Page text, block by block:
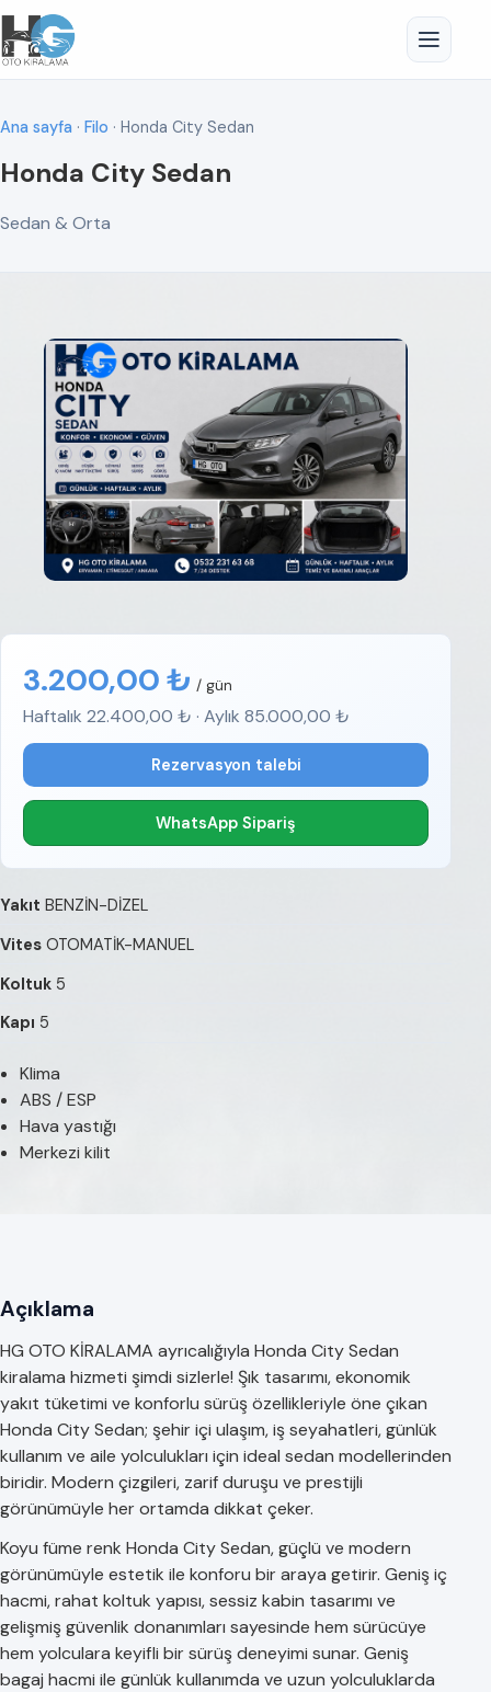
Ana sayfa · Filo · Honda City Sedan
Honda City Sedan
Sedan & Orta
3.200,00 ₺ / gün
Haftalık 22.400,00 ₺ · Aylık 85.000,00 ₺
Rezervasyon talebi
WhatsApp Sipariş
Yakıt BENZİN-DİZEL
Vites OTOMATİK-MANUEL
Koltuk 5
Kapı 5
Klima
ABS / ESP
Hava yastığı
Merkezi kilit
Açıklama
HG OTO KİRALAMA ayrıcalığıyla Honda City Sedan
kiralama hizmeti şimdi sizlerle! Şık tasarımı, ekonomik
yakıt tüketimi ve konforlu sürüş özellikleriyle öne çıkan
Honda City Sedan; şehir içi ulaşım, iş seyahatleri, günlük
kullanım ve aile yolculukları için ideal sedan modellerinden
biridir. Modern çizgileri, zarif duruşu ve prestijli
görünümüyle her ortamda dikkat çeker.
Koyu füme renk Honda City Sedan, güçlü ve modern
görünümüyle estetik ile konforu bir araya getirir. Geniş iç
hacmi, rahat koltuk yapısı, sessiz kabin tasarımı ve
gelişmiş güvenlik donanımları sayesinde hem sürücüye
hem yolculara keyifli bir sürüş deneyimi sunar. Geniş
bagaj hacmi ile günlük kullanımda ve uzun yolculuklarda